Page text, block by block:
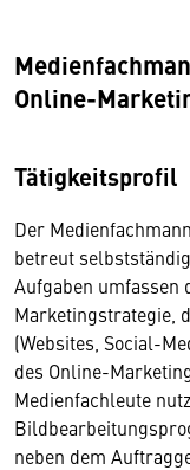
Online-
Tätigkeitsprofil
Der
betreut
Aufgaben
Marketingstrategie,
(Websites, Social-
des Online-
Medienfachleute
neben dem